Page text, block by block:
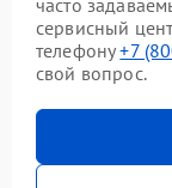
сервисный
телефону+7
свой вопрос.